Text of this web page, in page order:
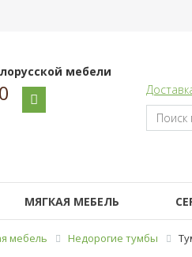
мебели
МЯГКАЯ МЕБЕЛЬ
мебель Недорогие тумбы